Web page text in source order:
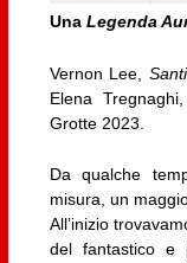
Una Legenda
Vernon Lee,
Elena
Grotte 2023.
Da qualche
misura, un
All’inizio
del fantastico e